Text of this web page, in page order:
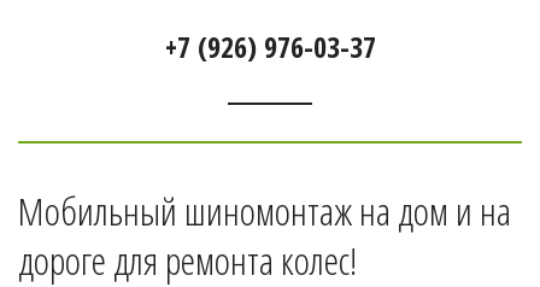
+7 (926) 976-03-37
Мобильный шиномонтаж на дом и на
дороге для ремонта колес!